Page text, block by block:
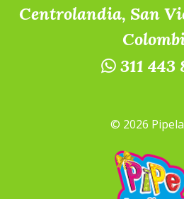
Centrolandia, San
311 443
© 2026